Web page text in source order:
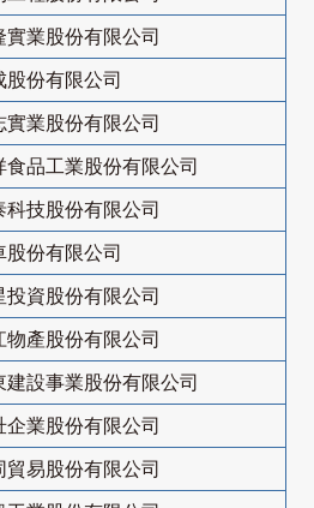
實業股份有限公司
股份有限公司
實業股份有限公司
食品工業股份有限公司
科技股份有限公司
股份有限公司
投資股份有限公司
物產股份有限公司
建設事業股份有限公司
企業股份有限公司
貿易股份有限公司